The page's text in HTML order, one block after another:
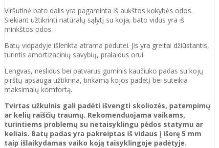
Viršutinė bato dalis yra pagaminta iš aukštos kokybės odos.
Siekiant užtikrinti natūralų sąlytį su koja, bato vidus yra iš
minkštos odos.
Batų vidpadyje išlenkta atrama pėdutei. Jis yra greitai džiūstantis,
turintis amortizacinių savybių, pralaidus orui.
Lengvas, neslidus bei patvarus guminis kaučiuko padas su kojų
pirštų apsauga užtikrina, tinkamą kojos padėtį bei suteikia
maksimalų komfortą.
Tvirtas užkulnis gali padėti išvengti skoliozės, patempimų
ar kelių raiščių traumų. Rekomenduojama vaikams,
turintiems problemų su netaisyklingu pėdos statymu ar
keliais. Batų padas yra pakreiptas iš vidaus į išorę 5 mm
taip išlaikydamas vaiko koją taisyklingoje padėtyje.